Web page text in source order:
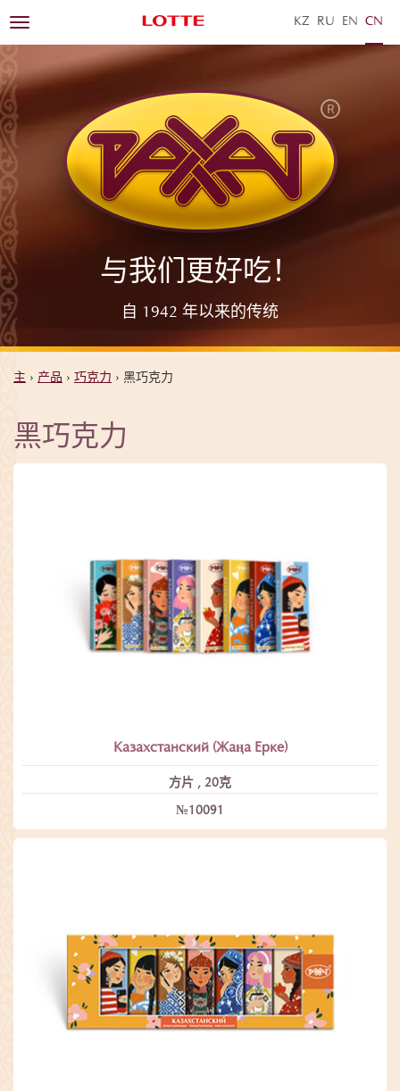
KZ RU EN ZH
与我们更好吃！
自 1942 年以来的传统
Toggle
navigation
主 › 产品 › 巧克力 › 黑巧克力
黑巧克力
Казахстанский (Жаңа Ерке)
方片 , 20克
№10091